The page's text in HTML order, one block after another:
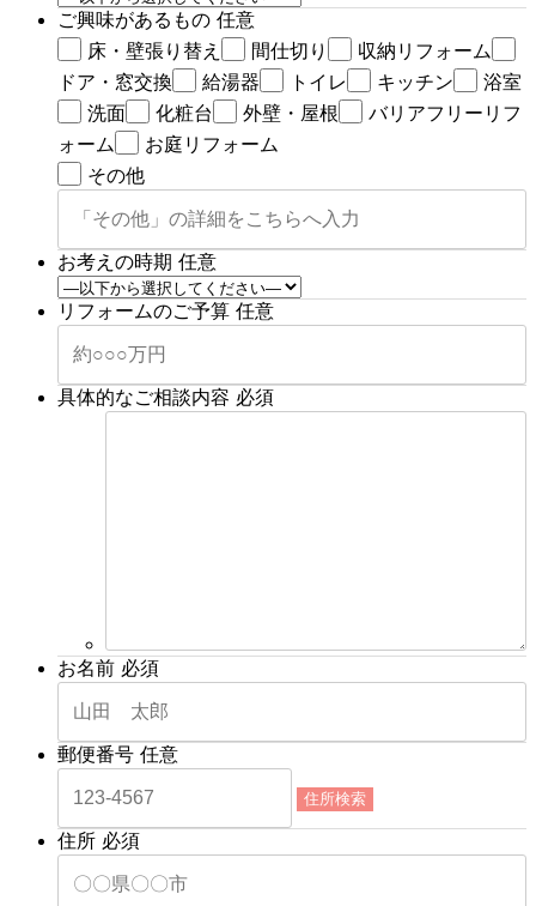
ご興味があるもの 任意
床・壁張り替え
間仕切り
収納リフォーム
ドア・窓交換
給湯器 トイレ キッチン
浴室
洗面
化粧台 外壁・屋根
バリアフリーリフ
ォーム
お庭リフォーム
その他
お考えの時期 任意
リフォームのご予算 任意
具体的なご相談内容 必須
お名前 必須
郵便番号 任意
住所検索
住所 必須